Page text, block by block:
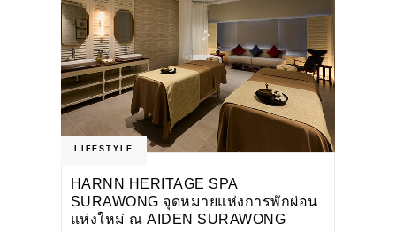
LIFESTYLE
HARNN HERITAGE SPA
SURAWONG จุดหมายแห่งการพักผ่อน
แห่งใหม่ ณ AIDEN SURAWONG